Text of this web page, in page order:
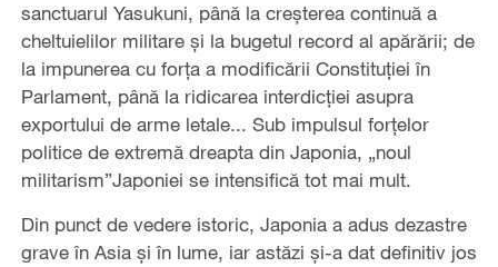
sanctuarul Yasukuni, până la creșterea continuă a
cheltuielilor militare și la bugetul record al apărării; de
la impunerea cu forța a modificării Constituției în
Parlament, până la ridicarea interdicției asupra
exportului de arme letale... Sub impulsul forțelor
politice de extremă dreapta din Japonia, „noul
militarism”Japoniei se intensifică tot mai mult.
Din punct de vedere istoric, Japonia a adus dezastre
grave în Asia și în lume, iar astăzi și-a dat definitiv jos